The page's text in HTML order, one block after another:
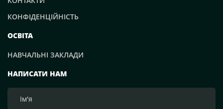
НАПИСАТИ НАМ
КОНФІДЕНЦІЙНІСТЬ
ОСВІТА
НАВЧАЛЬНІ ЗАКЛАДИ